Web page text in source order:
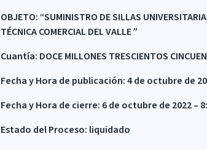
OBJETO: “SUMINISTRO DE SILLAS
TÉCNICA COMERCIAL DEL VALLE”
Cuantía: DOCE MILLONES TRESCIENTOS
Fecha y Hora de publicación: 4 de octubre de
Fecha y Hora de cierre: 6 de octubre de 2022 –
Estado del Proceso: liquidado